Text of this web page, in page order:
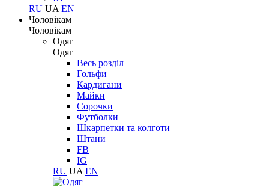
RU UA EN
Чоловікам
Чоловікам
Одяг
Одяг
Весь розділ
Гольфи
Кардигани
Майки
Сорочки
Футболки
Шкарпетки та колготи
Штани
FB
IG
RU UA EN